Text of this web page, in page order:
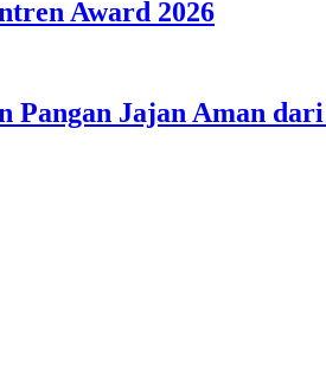
Award 2026
Pangan Jajan Aman